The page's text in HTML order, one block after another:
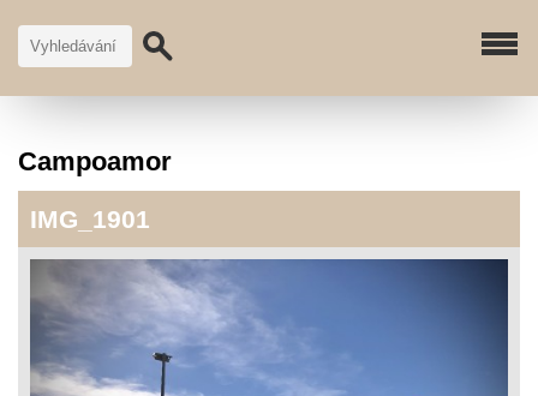
Campoamor
IMG_1901